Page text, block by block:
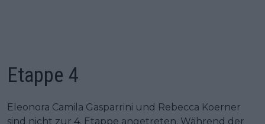
Etappe 4
Eleonora Camila Gasparrini und Rebecca Koerner
sind nicht zur 4. Etappe angetreten. Während der